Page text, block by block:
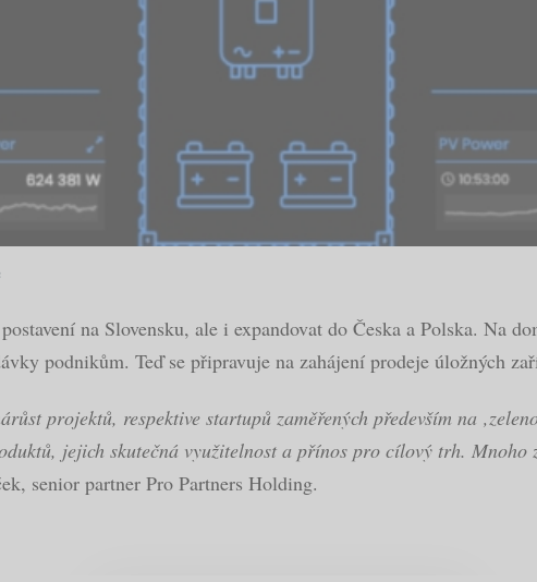
na Slovensku, ale i expandovat do Česka a Polska. Na
podnikům. Teď se připravuje na zahájení prodeje úložných
projektů, respektive startupů zaměřených především na
jejich skutečná využitelnost a přínos pro cílový trh.
senior partner Pro Partners Holding.